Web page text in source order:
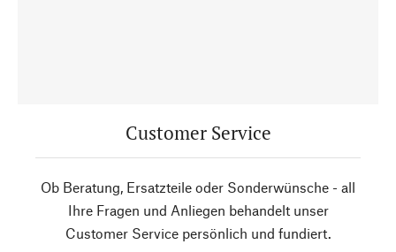
Customer Service
Ob Beratung, Ersatzteile oder Sonderwünsche - all
Ihre Fragen und Anliegen behandelt unser
Customer Service persönlich und fundiert.